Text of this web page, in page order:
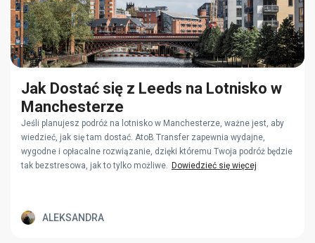
Jak Dostać się z Leeds na Lotnisko w
Manchesterze
Jeśli planujesz podróż na lotnisko w Manchesterze, ważne jest, aby
wiedzieć, jak się tam dostać. AtoB Transfer zapewnia wydajne,
wygodne i opłacalne rozwiązanie, dzięki któremu Twoja podróż będzie
tak bezstresowa, jak to tylko możliwe. Dowiedzieć się więcej
ALEKSANDRA